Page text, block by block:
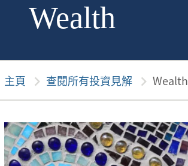
Wealth
主頁 chevron_right 查閱所有投資見解 chevron_right Wealth